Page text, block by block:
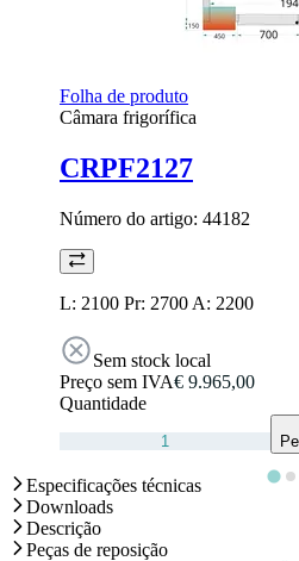
Folha de produto
Câmara frigorífica
CRPF2127
Número do artigo: 44182
L: 2100 Pr: 2700 A: 2200
Sem stock local
Preço sem IVA€ 9.965,00
Quantidade
Especificações técnicas
Downloads
Descrição
Peças de reposição